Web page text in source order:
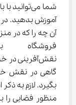
شما
آموزش بدهید. در
آن چه را که در
نقش‌آفرینی
گاهی در نقش
منظور فضایی را